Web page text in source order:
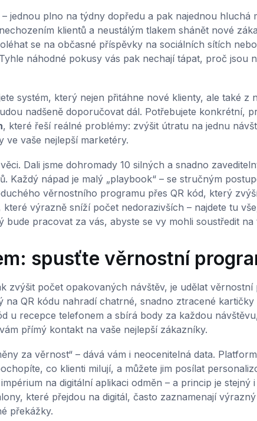
jednou plno na týdny dopředu a pak najednou hluchá
klientů a neustálým tlakem shánět nové
se na občasné příspěvky na sociálních sítích
náhodné pokusy vás pak nechají tápat, proč jsou
systém, který nejen přitáhne nové klienty, ale také z
nadšeně doporučovat dál. Potřebujete konkrétní,
, které řeší reálné problémy: zvýšit útratu na jednu
ve vaše nejlepší marketéry.
Dali jsme dohromady 10 silných a snadno
Každý nápad je malý „playbook“ – se stručným
věrnostního programu přes QR kód, který
výrazně sníží počet nedorazivších – najdete tu
pracovat za vás, abyste se vy mohli soustředit na
spusťte věrnostní
zvýšit počet opakovaných návštěv, je udělat věrnostní
na QR kódu nahradí chatrné, snadno ztracené
u recepce telefonem a sbírá body za každou
přímý kontakt na vaše nejlepší zákazníky.
za věrnost“ – dává vám i neocenitelná data.
co klienti milují, a můžete jim posílat
na digitální aplikaci odměn – a princip je stejný
které přejdou na digitál, často zaznamenají
překážky.